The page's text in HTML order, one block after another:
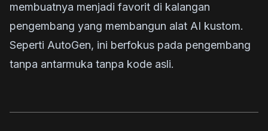
membuatnya menjadi favorit di kalangan
pengembang yang membangun alat AI kustom.
Seperti AutoGen, ini berfokus pada pengembang
tanpa antarmuka tanpa kode asli.